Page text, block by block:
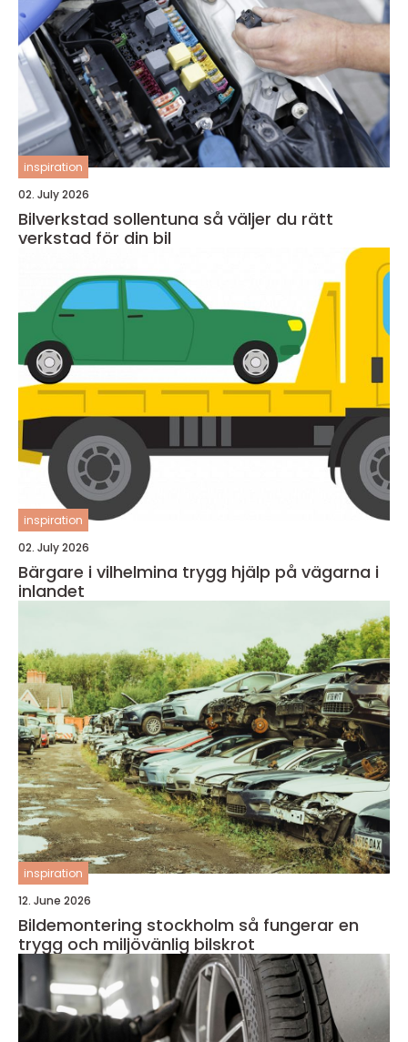
inspiration
02. July 2026
Bilverkstad sollentuna så väljer du rätt
verkstad för din bil
inspiration
02. July 2026
Bärgare i vilhelmina trygg hjälp på vägarna i
inlandet
inspiration
12. June 2026
Bildemontering stockholm så fungerar en
trygg och miljövänlig bilskrot